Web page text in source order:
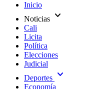
Inicio
Noticias expand_more
Cali
Licita
Política
Elecciones
Judicial
Deportes expand_more
Economía